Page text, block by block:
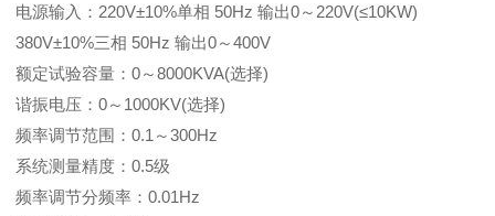
电源输入：220V±10%单相 50Hz 输出0～220V(≤10KW)
380V±10%三相 50Hz 输出0～400V
额定试验容量：0～8000KVA(选择)
谐振电压：0～1000KV(选择)
频率调节范围：0.1～300Hz
系统测量精度：0.5级
频率调节分频率：0.01Hz